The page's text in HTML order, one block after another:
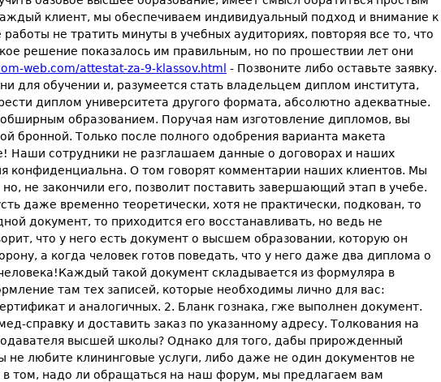
клиент, мы обеспечиваем индивидуальный подход и внимание к
не тратить минуты в учебных аудиториях, повторяя все то, что
решение показалось им правильным, но по прошествии лет они
web.com/attestat-za-9-klassov.html - Позвоните либо оставьте заявку.
для обучении и, разумеется стать владельцем диплом института,
диплом университета другого формата, абсолютно адекватные.
образованием. Поручая нам изготовление дипломов, вы
бронной. Только после полного одобрения варианта макета
Наши сотрудники не разглашаем данные о договорах и наших
конфиденциальна. О том говорят комментарии наших клиентов. Мы
не закончили его, позволит поставить завершающий этап в учебе.
даже временно теоретически, хотя не практически, подкован, то
документ, то приходится его восстанавливать, но ведь не
что у него есть документ о высшем образовании, которую он
а когда человек готов поведать, что у него даже два диплома о
такой документ складывается из формуляра в
там тех записей, которые необходимы лично для вас:
и аналогичных. 2. Бланк гознака, гже выполнен документ.
справку и доставить заказ по указанному адресу. Толкования на
высшей школы? Однако для того, дабы прирожденный
любите клининговые услуги, либо даже не один документов не
в том, надо ли обращаться на наш форум, мы предлагаем вам